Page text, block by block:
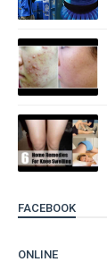
FACEBOOK
ONLINE